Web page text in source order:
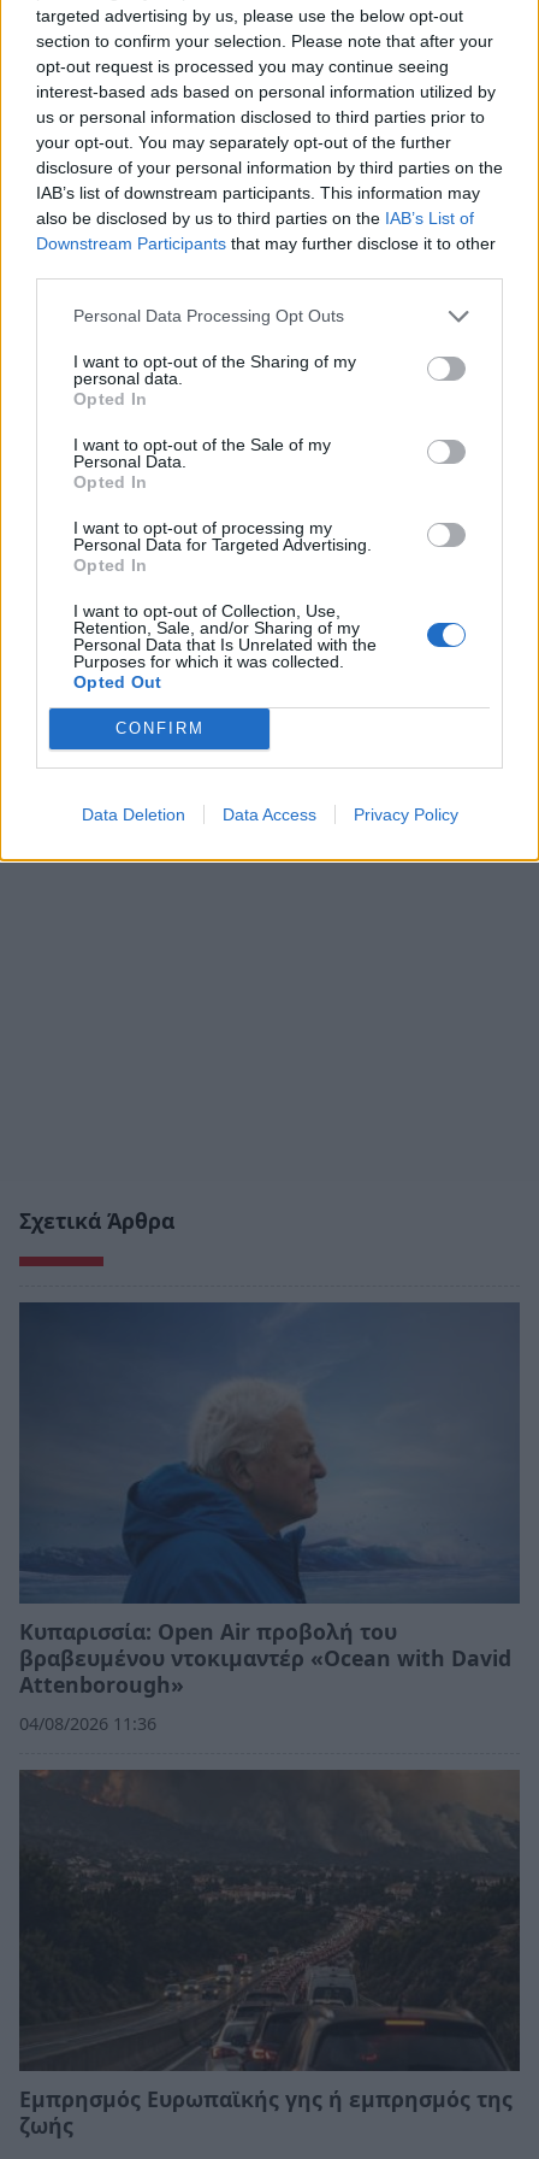
targeted advertising by us, please use the below opt-out
section to confirm your selection. Please note that after your
opt-out request is processed you may continue seeing
interest-based ads based on personal information utilized by
us or personal information disclosed to third parties prior to
your opt-out. You may separately opt-out of the further
disclosure of your personal information by third parties on the
IAB’s list of downstream participants. This information may
also be disclosed by us to third parties on the IAB’s List of
Downstream Participants that may further disclose it to other
Personal Data Processing Opt Outs
I want to opt-out of the Sharing of my
personal data.
Opted In
I want to opt-out of the Sale of my
Personal Data.
Opted In
I want to opt-out of processing my
Personal Data for Targeted Advertising.
Opted In
I want to opt-out of Collection, Use,
Retention, Sale, and/or Sharing of my
Personal Data that Is Unrelated with the
Purposes for which it was collected.
Opted Out
CONFIRM
Data Deletion Data Access Privacy Policy
δημοσιογράφων ο κ. Μαντζούφας τόνισε ότι η
Περιφέρεια έχει δικαιωθεί για το έργο αυτό και
από το Συμβούλιο της Επικρατείας και από την
Επιτροπή Αναφορών του Ευρωπαϊκού
Κοινοβουλίου και ότι ο σχεδιασμός του
ανταποκρίνεται σε πραγματικές ανάγκες και όχι
σε φαραωνικές λογικές του παρελθόντος.
ΠΕΡΙΒΑΛΛΟΝ
Σχετικά Άρθρα
Κυπαρισσία: Open Air προβολή του
βραβευμένου ντοκιμαντέρ «Ocean with David
Attenborough»
04/08/2026 11:36
Εμπρησμός Ευρωπαϊκής γης ή εμπρησμός της
ζωής